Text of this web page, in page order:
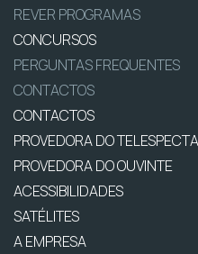
REVER PROGRAMAS
CONCURSOS
PERGUNTAS FREQUENTES
CONTACTOS
CONTACTOS
PROVEDORA DO
PROVEDORA DO OUVINTE
ACESSIBILIDADES
SATÉLITES
A EMPRESA